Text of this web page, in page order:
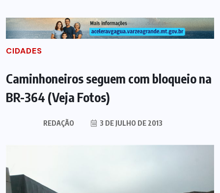
CIDADES
Caminhoneiros seguem com bloqueio na
BR-364 (Veja Fotos)
REDAÇÃO 3 DE JULHO DE 2013